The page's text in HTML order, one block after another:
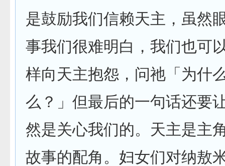
是鼓励我们信赖天主，虽然
事我们很难明白，我们也可
样向天主抱怨，问祂「为什
么？」但最后的一句话还要
然是关心我们的。天主是主
故事的配角。妇女们对纳敖